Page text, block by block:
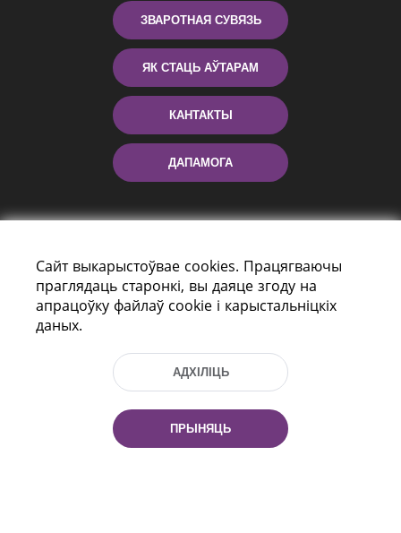
ЗВАРОТНАЯ СУВЯЗЬ
ЯК СТАЦЬ АЎТАРАМ
КАНТАКТЫ
ДАПАМОГА
праспект Незалежнасці 116
г. Мiнск, Рэспубліка Беларусь, 220114
Тэл.: (+375 17) 368 37 37, Факс: (+375 17)
Эл. пошта: inbox@nlb.by
Сайт выкарыстоўвае cookies. Працягваючы
праглядаць старонкі, вы даяце згоду на
апрацоўку файлаў cookie і карыстальніцкіх
даных.
АДХІЛІЦЬ
ПРЫНЯЦЬ